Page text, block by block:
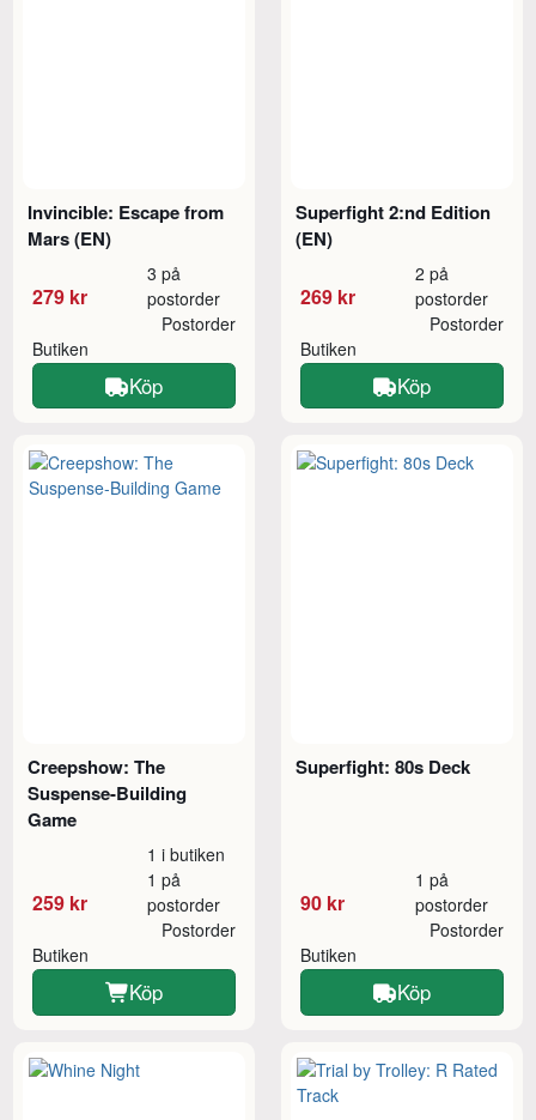
Invincible: Escape from
Mars (EN)
279 kr
3 på
postorder
Butiken
Postorder
Köp
Superfight 2:nd Edition
(EN)
269 kr
2 på
postorder
Butiken
Postorder
Köp
Creepshow: The
Suspense-Building
Game
259 kr
1 i butiken
1 på
postorder
Butiken
Postorder
Köp
Superfight: 80s Deck
90 kr
1 på
postorder
Butiken
Postorder
Köp